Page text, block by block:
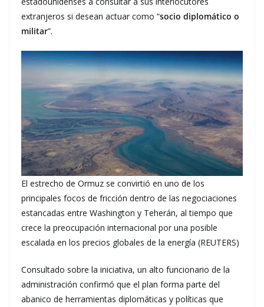
extranjeros si desean actuar como “socio diplomático o
militar”.
El estrecho de Ormuz se convirtió en uno de los
principales focos de fricción dentro de las negociaciones
estancadas entre Washington y Teherán, al tiempo que
crece la preocupación internacional por una posible
escalada en los precios globales de la energía (REUTERS)
Consultado sobre la iniciativa, un alto funcionario de la
administración confirmó que el plan forma parte del
abanico de herramientas diplomáticas y políticas que